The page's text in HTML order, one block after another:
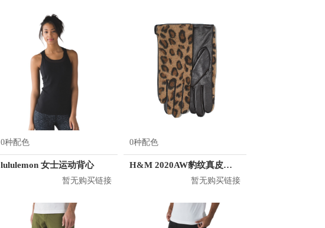
0种配色
lululemon 女士运动背心
暂无购买链接
0种配色
H&M 2020AW豹纹真皮五指手套 0785505
暂无购买链接